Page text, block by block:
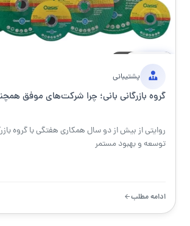
خبر
پشتیبانی
گروه بازرگانی بانی؛ چرا شرکت‌های موفق
روایتی از بیش از دو سال همکاری هفتگی با گروه
توسعه و بهبود مستمر
ادامه مطلب